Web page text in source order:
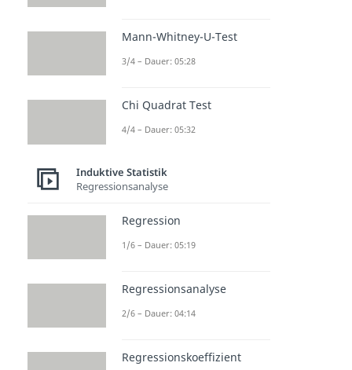
Mann-Whitney-U-Test
3/4 – Dauer: 05:28
Chi Quadrat Test
4/4 – Dauer: 05:32
Induktive Statistik
Regressionsanalyse
Regression
1/6 – Dauer: 05:19
Regressionsanalyse
2/6 – Dauer: 04:14
Regressionskoeffizient